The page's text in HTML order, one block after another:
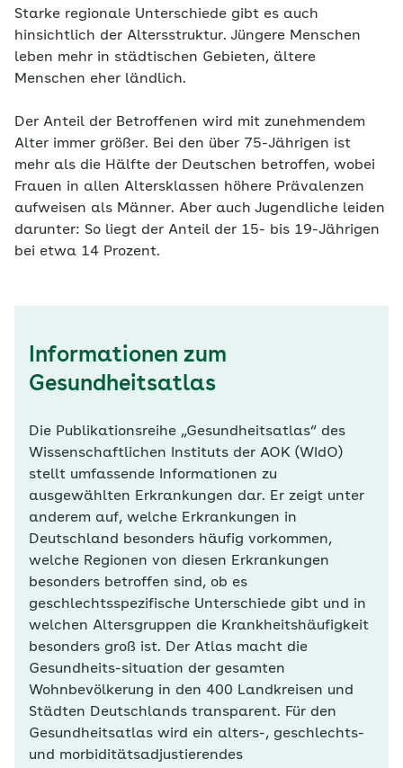
Starke regionale Unterschiede gibt es auch
hinsichtlich der Altersstruktur. Jüngere Menschen
leben mehr in städtischen Gebieten, ältere
Menschen eher ländlich.
Der Anteil der Betroffenen wird mit zunehmendem
Alter immer größer. Bei den über 75-Jährigen ist
mehr als die Hälfte der Deutschen betroffen, wobei
Frauen in allen Altersklassen höhere Prävalenzen
aufweisen als Männer. Aber auch Jugendliche leiden
da­runter: So liegt der Anteil der 15- bis 19-Jährigen
bei etwa 14 Prozent.
Informationen zum
Gesundheitsatlas
Die Publikationsreihe „Gesundheitsatlas“ des
Wissenschaftlichen Instituts der AOK (WIdO)
stellt umfassende Informationen zu
ausgewählten Erkrankungen dar. Er zeigt unter
anderem auf, welche Erkrankungen in
Deutschland besonders häufig vorkommen,
welche Regionen von diesen Erkrankungen
besonders betroffen sind, ob es
geschlechtsspezifische Unterschiede gibt und in
welchen Altersgruppen die Krankheitshäufigkeit
besonders groß ist. Der Atlas macht die
Gesundheits-situation der gesamten
Wohnbevölkerung in den 400 Landkreisen und
Städten Deutschlands transparent. Für den
Gesundheitsatlas wird ein alters-, geschlechts-
und morbiditätsadjustierendes